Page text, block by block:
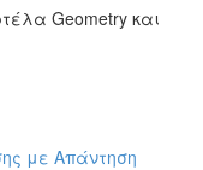
Geometry και
με Απάντηση